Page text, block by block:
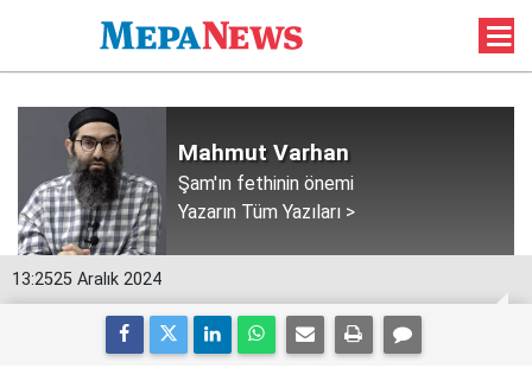
Mahmut Varhan
Şam'ın fethinin önemi
Yazarın Tüm Yazıları >
13:2525 Aralık 2024